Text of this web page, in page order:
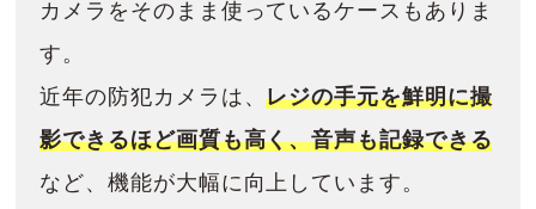
カメラをそのまま使っているケースもありま
す。
近年の防犯カメラは、レジの手元を鮮明に撮
影できるほど画質も高く、音声も記録できる
など、機能が大幅に向上しています。